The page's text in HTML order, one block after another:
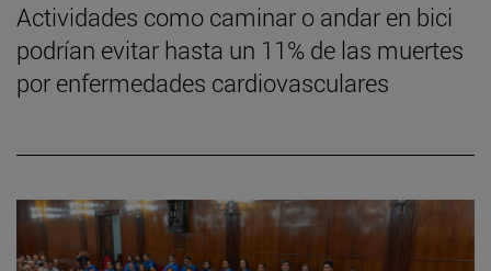
Actividades como caminar o andar en bici
podrían evitar hasta un 11% de las muertes
por enfermedades cardiovasculares